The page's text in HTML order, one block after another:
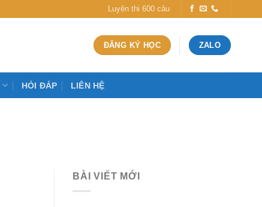
Luyện thi 600 câu
ĐĂNG KÝ HỌC ZALO
HỎI ĐÁP LIÊN HỆ
BÀI VIẾT MỚI